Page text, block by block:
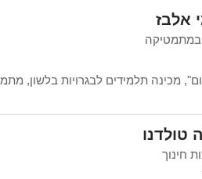
אלבז
במתמטיקה
מכינה תלמידים לבגרויות בלשון,
טולדנו
חינוך